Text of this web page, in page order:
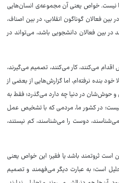
نیست. خواص یعنی آن مجموعه‌ی انسان‌هایی
فعالان گوناگون انقلابی، در بین اصناف،
در بین فعالان دانشجویی باشد، می‌تواند در
می‌کنند، کار می‌کنند، تصمیم می‌گیرند،
بنده نرفته‌ام، اما گزارش‌هایی از بعضی از
و حوش‌شان در دنیا چه دارد می‌گذرد؛ فقط به
نیست؛ در کشور ما، مردمی که با تشخیص عمل
دوست را می‌شناسند، کم نیستند،
ثروتمند باشد یا فقیر؛ این خواص یعنی
است؛ به عبارت دیگر می‌فهمند و تصمیم